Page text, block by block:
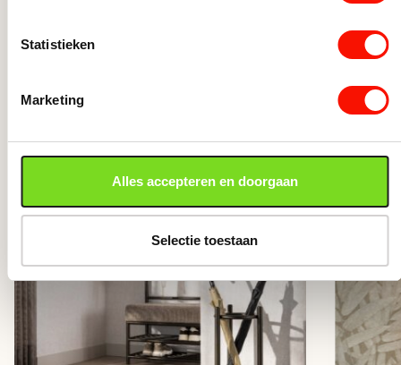
Statistieken
Marketing
Alles accepteren en doorgaan
Selectie toestaan